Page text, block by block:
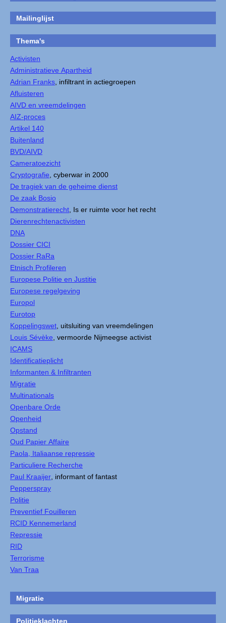
Mailinglijst
Thema's
Activisten
Administratieve Apartheid
Adrian Franks , infiltrant in actiegroepen
Afluisteren
AIVD en vreemdelingen
AIZ-proces
Artikel 140
Buitenland
BVD/AIVD
Cameratoezicht
Cryptografie , cyberwar in 2000
De tragiek van de geheime dienst
De zaak Bosio
Demonstratierecht , Is er ruimte voor het recht
Dierenrechtenactivisten
DNA
Dossier CICI
Dossier RaRa
Etnisch Profileren
Europese Politie en Justitie
Europese regelgeving
Europol
Eurotop
Koppelingswet , uitsluiting van vreemdelingen
Louis Sévèke , vermoorde Nijmeegse activist
ICAMS
Identificatieplicht
Informanten & Infiltranten
Migratie
Multinationals
Openbare Orde
Openheid
Opstand
Oud Papier Affaire
Paola, Italiaanse repressie
Particuliere Recherche
Paul Kraaijer , informant of fantast
Pepperspray
Politie
Preventief Fouilleren
RCID Kennemerland
Repressie
RID
Terrorisme
Van Traa
Migratie
Politieklachten